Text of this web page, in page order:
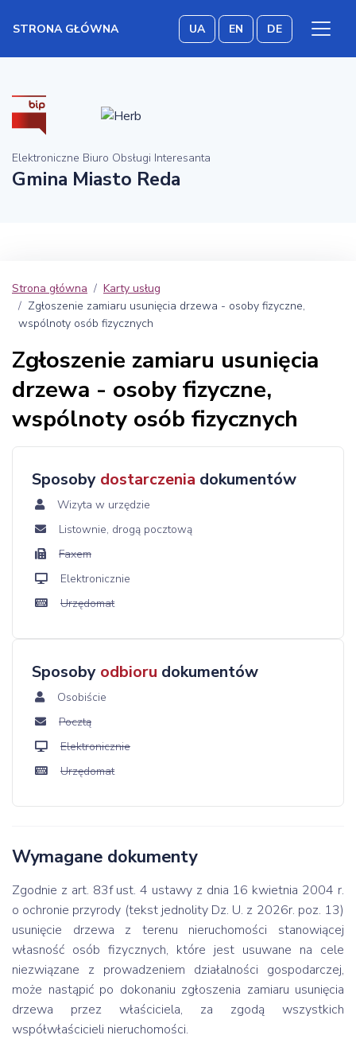
STRONA GŁÓWNA UA EN DE
Elektroniczne Biuro Obsługi Interesanta
Gmina Miasto Reda
Strona główna
Karty usług
Zgłoszenie zamiaru usunięcia drzewa - osoby fizyczne,
wspólnoty osób fizycznych
Zgłoszenie zamiaru usunięcia
drzewa - osoby fizyczne,
wspólnoty osób fizycznych
Sposoby dostarczenia dokumentów
Wizyta w urzędzie
Listownie, drogą pocztową
Faxem
Elektronicznie
Urzędomat
Sposoby odbioru dokumentów
Osobiście
Pocztą
Elektronicznie
Urzędomat
Wymagane dokumenty
Zgodnie z art. 83f ust. 4 ustawy z dnia 16 kwietnia 2004 r.
o ochronie przyrody (tekst jednolity Dz. U. z 2026r. poz. 13)
usunięcie drzewa z terenu nieruchomości stanowiącej
własność osób fizycznych, które jest usuwane na cele
niezwiązane z prowadzeniem działalności gospodarczej,
może nastąpić po dokonaniu zgłoszenia zamiaru usunięcia
drzewa przez właściciela, za zgodą wszystkich
współwłaścicieli nieruchomości.